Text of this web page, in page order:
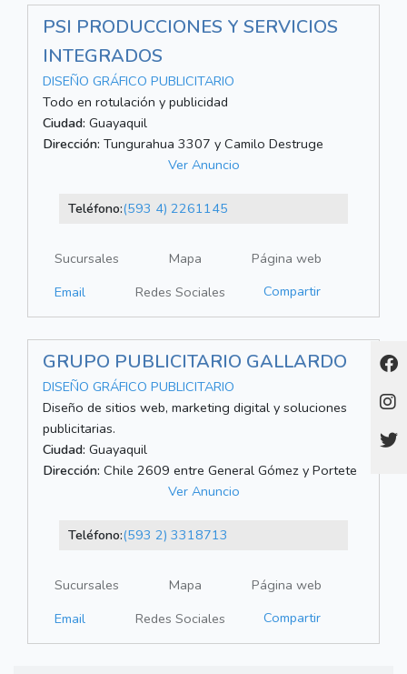
PSI PRODUCCIONES Y SERVICIOS
INTEGRADOS
DISEÑO GRÁFICO PUBLICITARIO
Todo en rotulación y publicidad
Ciudad: Guayaquil
Dirección: Tungurahua 3307 y Camilo Destruge
Ver Anuncio
Teléfono:(593 4) 2261145
Sucursales Mapa
Página web
Email
Redes Sociales Compartir
GRUPO PUBLICITARIO GALLARDO
DISEÑO GRÁFICO PUBLICITARIO
Diseño de sitios web, marketing digital y soluciones
publicitarias.
Ciudad: Guayaquil
Dirección: Chile 2609 entre General Gómez y Portete
Ver Anuncio
Teléfono:(593 2) 3318713
Sucursales Mapa
Página web
Email
Redes Sociales Compartir